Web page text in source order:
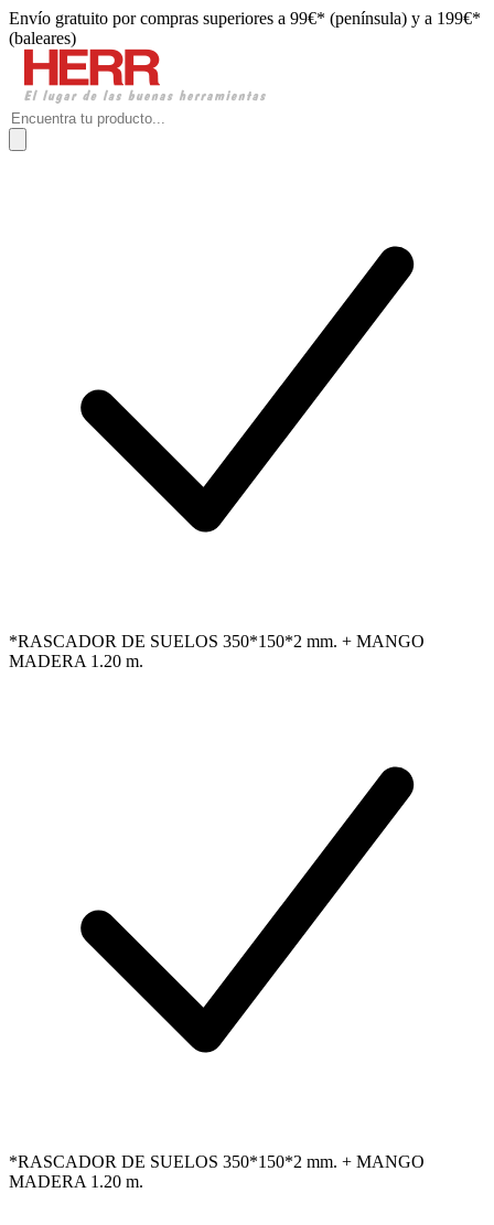
Envío gratuito por compras superiores a 99€* (península) y a 199€*
(baleares)
*RASCADOR DE SUELOS 350*150*2 mm. + MANGO
MADERA 1.20 m.
*RASCADOR DE SUELOS 350*150*2 mm. + MANGO
MADERA 1.20 m.